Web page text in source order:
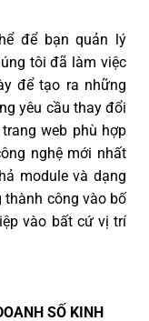
để bạn quản lý
tôi đã làm việc
để tạo ra những
yêu cầu thay đổi
web phù hợp
nghệ mới nhất
module và dạng
công vào bố
vào bất cứ vị trí
SỐ KINH